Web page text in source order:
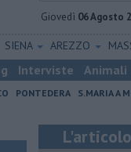
Giovedì 06 Agosto
SIENA AREZZO
Interviste Animali
PONTEDERA S.MARIA A